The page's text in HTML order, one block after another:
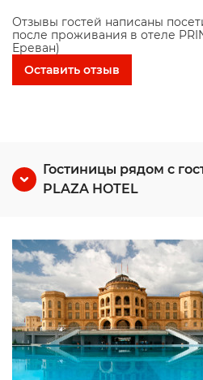
Отзывы гостей написаны
после проживания в отеле
Ереван)
Оставить отзыв
Гостиницы рядом с
PLAZA HOTEL